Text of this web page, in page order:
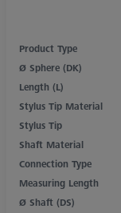
Product Type
Ø Sphere (DK)
Length (L)
Stylus Tip Material
Stylus Tip
Shaft Material
Connection Type
Measuring Length
Ø Shaft (DS)